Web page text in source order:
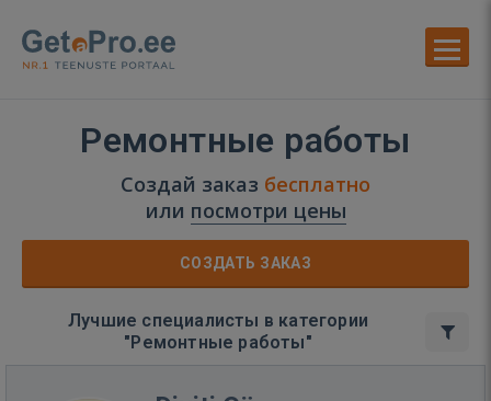
Ремонтные работы
Создай заказ бесплатно
или посмотри цены
СОЗДАТЬ ЗАКАЗ
Лучшие специалисты в категории
"Ремонтные работы"